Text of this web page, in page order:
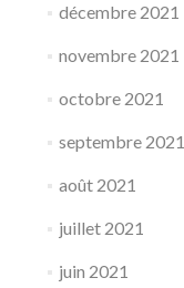
décembre 2021
novembre 2021
octobre 2021
septembre 2021
août 2021
juillet 2021
juin 2021